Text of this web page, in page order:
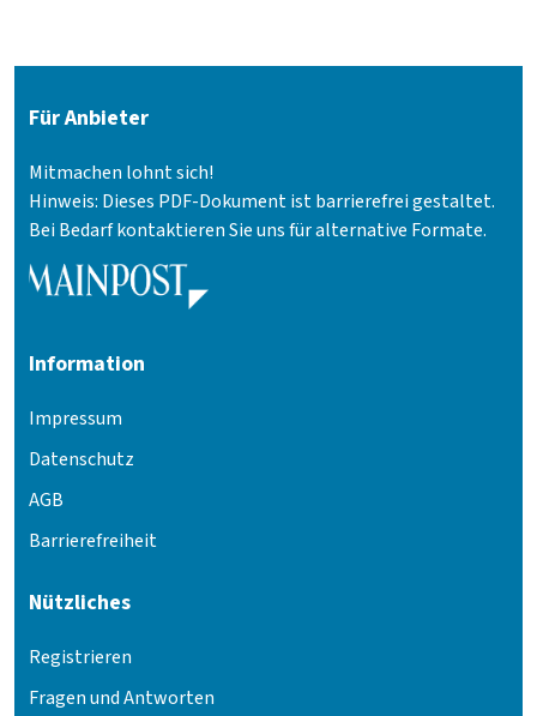
Für Anbieter
Mitmachen lohnt sich!
Hinweis: Dieses PDF-Dokument ist barrierefrei gestaltet.
Bei Bedarf kontaktieren Sie uns für alternative Formate.
Information
Impressum
Datenschutz
AGB
Barrierefreiheit
Nützliches
Registrieren
Fragen und Antworten